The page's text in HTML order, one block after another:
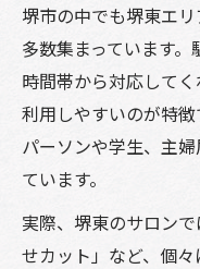
堺市の中でも堺東エ
多数集まっています
時間帯から対応して
利用しやすいのが特
パーソンや学生、主
ています。
実際、堺東のサロン
せカット」など、個